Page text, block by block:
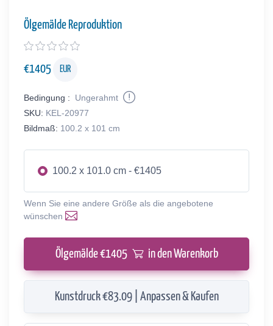
Ölgemälde Reproduktion
€1405 EUR
Bedingung :
Ungerahmt
SKU: KEL-20977
Bildmaß: 100.2 x 101 cm
100.2 x 101.0 cm - €1405
Wenn Sie eine andere Größe als die angebotene
wünschen
Ölgemälde €1405 in den Warenkorb
Kunstdruck €83.09 | Anpassen & Kaufen